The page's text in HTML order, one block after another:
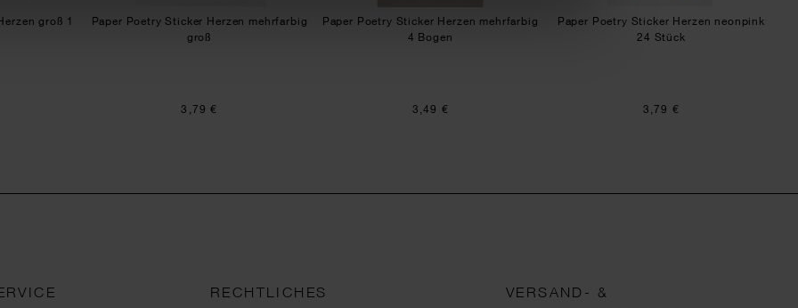
groß 1
Paper Poetry Sticker Herzen mehrfarbig
groß
3,79 €
Paper Poetry Sticker Herzen mehrfarbig
4 Bogen
3,49 €
Paper Poetry Sticker Herzen neonpink
24 Stück
3,79 €
RECHTLICHES
VERSAND- &